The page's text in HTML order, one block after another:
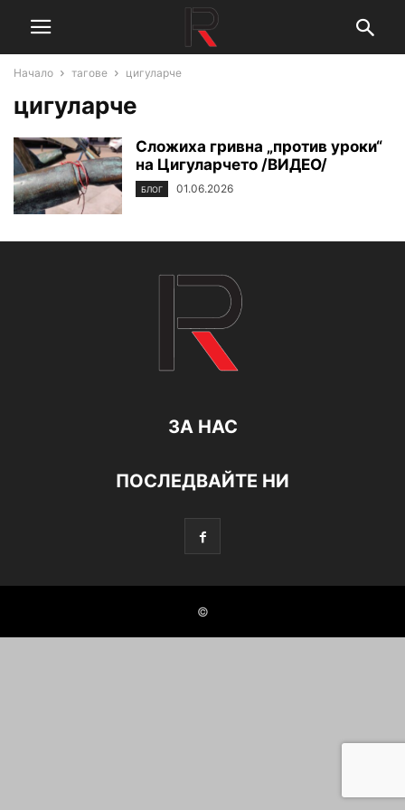
Начало тагове цигуларче
цигуларче
Сложиха гривна „против уроки“
на Цигуларчето /ВИДЕО/
БЛОГ 01.06.2026
ЗА НАС
ПОСЛЕДВАЙТЕ НИ
©